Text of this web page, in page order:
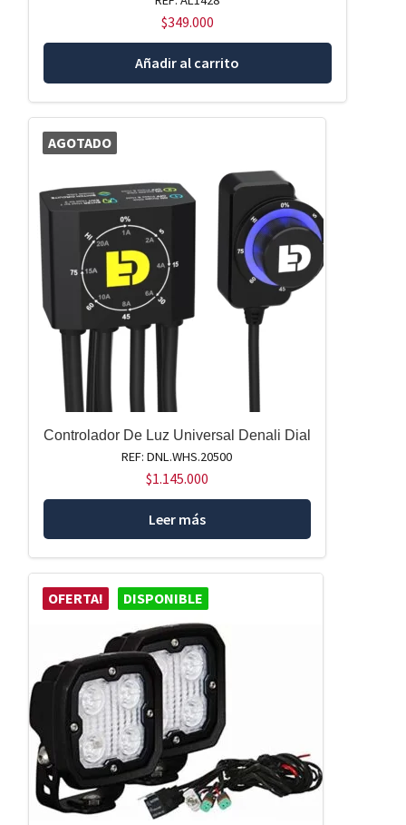
$349.000
Añadir al carrito
AGOTADO
Controlador De Luz Universal Denali Dial
REF: DNL.WHS.20500
$1.145.000
Leer más
OFERTA! DISPONIBLE